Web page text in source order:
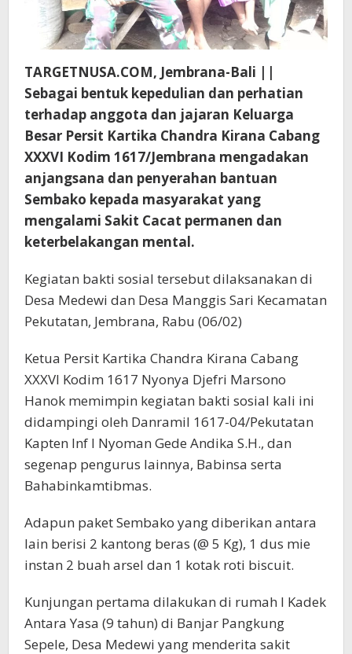
TARGETNUSA.COM, Jembrana-Bali ||
Sebagai bentuk kepedulian dan perhatian
terhadap anggota dan jajaran Keluarga
Besar Persit Kartika Chandra Kirana Cabang
XXXVI Kodim 1617/Jembrana mengadakan
anjangsana dan penyerahan bantuan
Sembako kepada masyarakat yang
mengalami Sakit Cacat permanen dan
keterbelakangan mental.
Kegiatan bakti sosial tersebut dilaksanakan di
Desa Medewi dan Desa Manggis Sari Kecamatan
Pekutatan, Jembrana, Rabu (06/02)
Ketua Persit Kartika Chandra Kirana Cabang
XXXVI Kodim 1617 Nyonya Djefri Marsono
Hanok memimpin kegiatan bakti sosial kali ini
didampingi oleh Danramil 1617-04/Pekutatan
Kapten Inf I Nyoman Gede Andika S.H., dan
segenap pengurus lainnya, Babinsa serta
Bahabinkamtibmas.
Adapun paket Sembako yang diberikan antara
lain berisi 2 kantong beras (@ 5 Kg), 1 dus mie
instan 2 buah arsel dan 1 kotak roti biscuit.
Kunjungan pertama dilakukan di rumah I Kadek
Antara Yasa (9 tahun) di Banjar Pangkung
Sepele, Desa Medewi yang menderita sakit